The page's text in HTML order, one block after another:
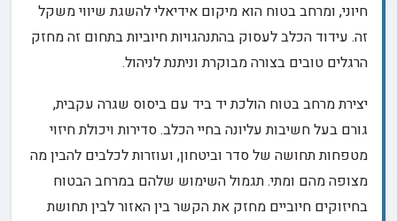
חיוני, ומרחב בטוח הוא מיקום אידיאלי להשגת שיווי משקל
זה. עידוד הכלב לעסוק בהתנהגויות חיוביות בתחום זה מחזק
הרגלים טובים בצורה מבוקרת וניתנת לניהול.
יצירת מרחב בטוח הולכת יד ביד עם ביסוס שגרה עקבית,
גורם בעל חשיבות עליונה בחיי הכלב. סדירות ויכולת חיזוי
מטפחות תחושה של סדר וביטחון, ועוזרות לכלבים להבין מה
מצופה מהם ומתי. תגמול השימוש שלהם במרחב הבטוח
בחיזוקים חיוביים מחזק את הקשר בין האזור לבין תחושת